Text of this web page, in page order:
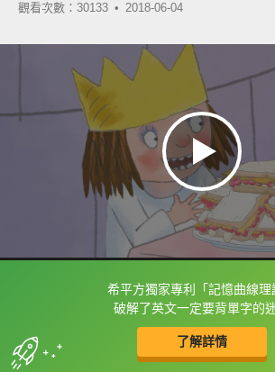
觀看次數：30133 • 2018-06-04
希平方獨家專利「記憶曲線理
破解了英文一定要背單字的
了解詳情
框選或點兩下字幕可以直接查
收錄佳句